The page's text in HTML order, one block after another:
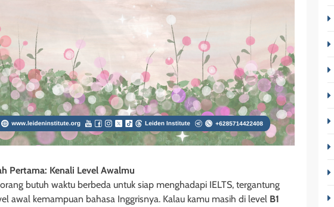
Pertama: Kenali Level Awalmu
butuh waktu berbeda untuk siap menghadapi IELTS, tergantung
awal kemampuan bahasa Inggrisnya. Kalau kamu masih di level B1